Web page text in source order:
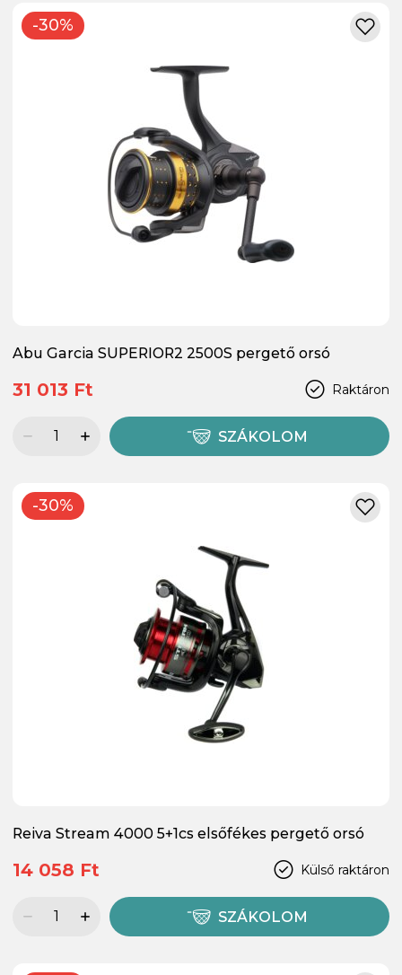
-30%
Abu Garcia SUPERIOR2 2500S pergető orsó
Raktáron
31 013 Ft
SZÁKOLOM
-30%
Reiva Stream 4000 5+1cs elsőfékes pergető orsó
Külső raktáron
14 058 Ft
SZÁKOLOM